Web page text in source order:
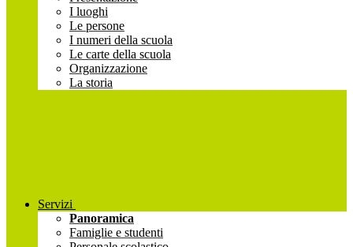
I luoghi
Le persone
I numeri della scuola
Le carte della scuola
Organizzazione
La storia
Servizi
Panoramica
Famiglie e studenti